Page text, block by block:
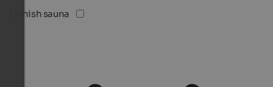
Finnish sauna